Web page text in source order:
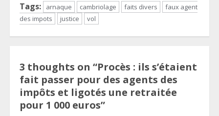
Tags: arnaque cambriolage faits divers
faux agent
des impots
justice vol
3 thoughts on “Procès : ils s’étaient
fait passer pour des agents des
impôts et ligotés une retraitée
pour 1 000 euros”